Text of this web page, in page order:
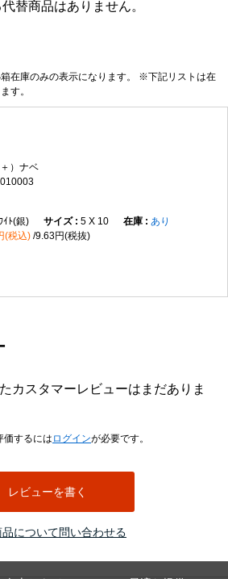
品について問い合わせる
替商品はありません。
在庫のみの表示になります。 ※下記リストは在
す。
）ナベ
ｲﾄ(銀) 5 X 10
あり
(税込) 9.63円(税抜)
カスタマーレビューはまだありま
価するには ログインが必要です。
レビューを書く